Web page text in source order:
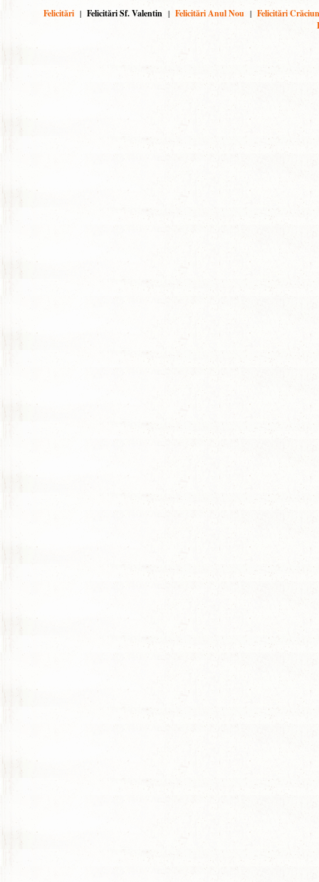
Felicitări | Felicitări Sf. Valentin | Felicitări Anul Nou | Felicitări